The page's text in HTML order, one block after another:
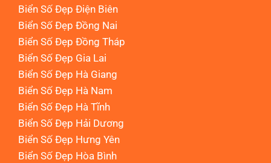
Biển Số Đẹp Điện Biên
Biển Số Đẹp Đồng Nai
Biển Số Đẹp Đồng Tháp
Biển Số Đẹp Gia Lai
Biển Số Đẹp Hà Giang
Biển Số Đẹp Hà Nam
Biển Số Đẹp Hà Tĩnh
Biển Số Đẹp Hải Dương
Biển Số Đẹp Hưng Yên
Biển Số Đẹp Hòa Bình